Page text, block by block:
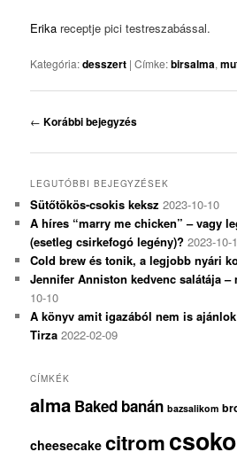
Erika receptje pici testreszabással.
Kategória:desszert |Címke:birsalma,
Bejegyzés
← Korábbi bejegyzés
LEGUTÓBBI BEJEGYZÉSEK
Sütőtökös-csokis keksz 2023-10-10
A híres “marry me chicken” – vagy
(esetleg csirkefogó legény)? 2023-10-
Cold brew és tonik, a legjobb nyári
Jennifer Anniston kedvenc salátája –
10-10
A könyv amit igazából nem is
Tirza 2022-02-09
CÍMKÉK
alma Baked banán bazsalikom
cheesecake citrom